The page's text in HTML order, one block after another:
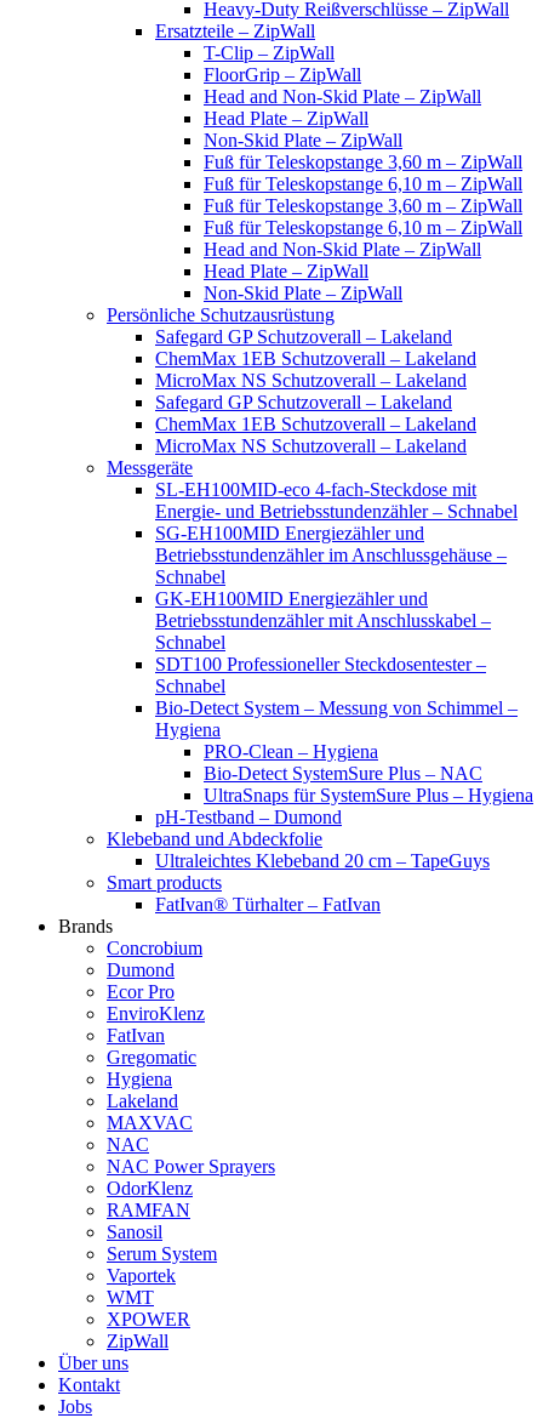
Heavy-Duty Reißverschlüsse – ZipWall
Ersatzteile – ZipWall
T-Clip – ZipWall
FloorGrip – ZipWall
Head and Non-Skid Plate – ZipWall
Head Plate – ZipWall
Non-Skid Plate – ZipWall
Fuß für Teleskopstange 3,60 m – ZipWall
Fuß für Teleskopstange 6,10 m – ZipWall
Fuß für Teleskopstange 3,60 m – ZipWall
Fuß für Teleskopstange 6,10 m – ZipWall
Head and Non-Skid Plate – ZipWall
Head Plate – ZipWall
Non-Skid Plate – ZipWall
Persönliche Schutzausrüstung
Safegard GP Schutzoverall – Lakeland
ChemMax 1EB Schutzoverall – Lakeland
MicroMax NS Schutzoverall – Lakeland
Safegard GP Schutzoverall – Lakeland
ChemMax 1EB Schutzoverall – Lakeland
MicroMax NS Schutzoverall – Lakeland
Messgeräte
SL-EH100MID-eco 4-fach-Steckdose mit
Energie- und Betriebsstundenzähler – Schnabel
SG-EH100MID Energiezähler und
Betriebsstundenzähler im Anschlussgehäuse –
Schnabel
GK-EH100MID Energiezähler und
Betriebsstundenzähler mit Anschlusskabel –
Schnabel
SDT100 Professioneller Steckdosentester –
Schnabel
Bio-Detect System – Messung von Schimmel –
Hygiena
PRO-Clean – Hygiena
Bio-Detect SystemSure Plus – NAC
UltraSnaps für SystemSure Plus – Hygiena
pH-Testband – Dumond
Klebeband und Abdeckfolie
Ultraleichtes Klebeband 20 cm – TapeGuys
Smart products
FatIvan® Türhalter – FatIvan
Brands
Concrobium
Dumond
Ecor Pro
EnviroKlenz
FatIvan
Gregomatic
Hygiena
Lakeland
MAXVAC
NAC
NAC Power Sprayers
OdorKlenz
RAMFAN
Sanosil
Serum System
Vaportek
WMT
XPOWER
ZipWall
Über uns
Kontakt
Jobs